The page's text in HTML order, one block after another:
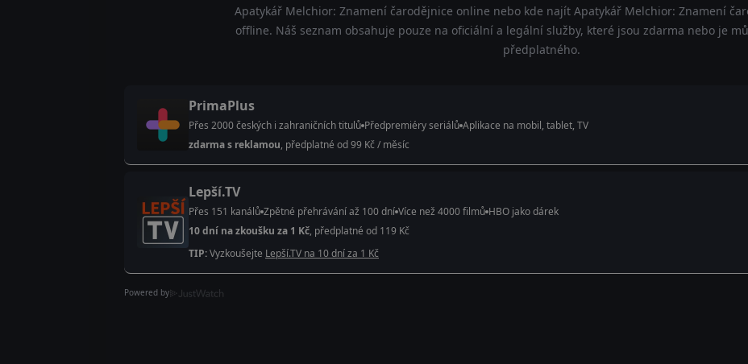
Apatykář Melchior: Znamení čarodějnice online nebo kde najít Apatykář Melchior: Znamení
offline. Náš seznam obsahuje pouze na oficiální a legální služby, které jsou zdarma nebo je
předplatného.
PrimaPlus
Přes 2000 českých i zahraničních titulů Předpremiéry seriálů Aplikace na mobil, tablet, TV
zdarma s reklamou, předplatné od 99 Kč / měsíc
Lepší.TV
Přes 151 kanálů Zpětné přehrávání až 100 dní Více než 4000 filmů HBO jako dárek
10 dní na zkoušku za 1 Kč, předplatné od 119 Kč
TIP:Vyzkoušejte Lepší.TV na 10 dní za 1 Kč
Powered by